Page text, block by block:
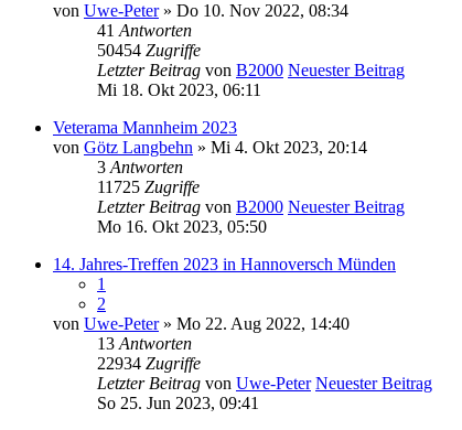
von Uwe-Peter» Do 10. Nov 2022, 08:34
41 Antworten
50454 Zugriffe
Letzter Beitrag von B2000 Neuester Beitrag
Mi 18. Okt 2023, 06:11
Veterama Mannheim 2023
von Götz Langbehn » Mi 4. Okt 2023, 20:14
3 Antworten
11725 Zugriffe
Letzter Beitrag von B2000 Neuester Beitrag
Mo 16. Okt 2023, 05:50
14. Jahres-Treffen 2023 in Hannoversch Münden
1
2
von Uwe-Peter» Mo 22. Aug 2022, 14:40
13 Antworten
22934 Zugriffe
Letzter Beitrag von Uwe-Peter Neuester Beitrag
So 25. Jun 2023, 09:41